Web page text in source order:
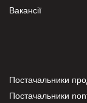
Вакансії
Постачальники
Постачальники